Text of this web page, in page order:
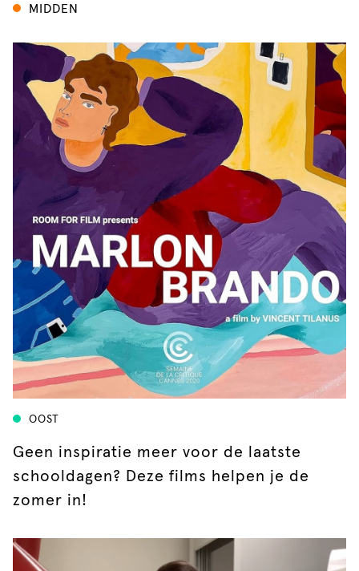
MIDDEN
OOST
Geen inspiratie meer voor de laatste
schooldagen? Deze films helpen je de
zomer in!